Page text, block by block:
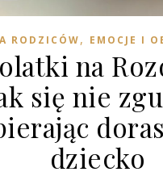
RODZICÓW, EMOCJE I
na
się nie
dziecko